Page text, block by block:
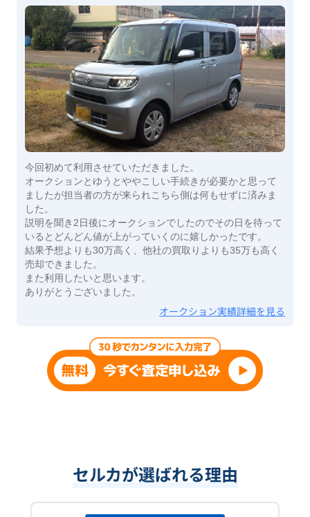
今回初めて利用させていただきました。
オークションとゆうとややこしい手続きが必要かと思って
ましたが担当者の方が来られこちら側は何もせずに済みま
した。
説明を聞き2日後にオークションでしたのでその日を待って
いるとどんどん値が上がっていくのに嬉しかったです。
結果予想よりも30万高く、他社の買取りよりも35万も高く
売却できました。
また利用したいと思います。
ありがとうございました。
オークション実績詳細を見る
セルカが選ばれる理由